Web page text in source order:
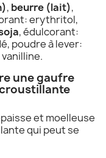
, beurre (lait),
erythritol,
, édulcorant:
poudre à lever:
une gaufre
et moelleuse
qui peut se